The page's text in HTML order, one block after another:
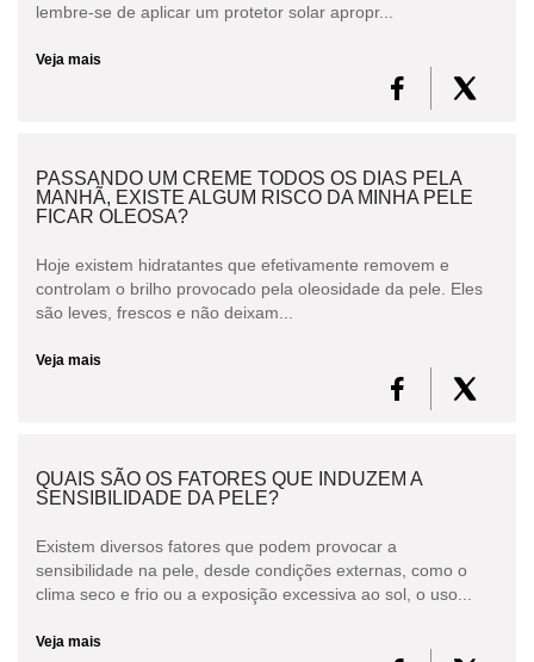
lembre-se de aplicar um protetor solar apropr...
Veja mais
PASSANDO UM CREME TODOS OS DIAS PELA
MANHÃ, EXISTE ALGUM RISCO DA MINHA PELE
FICAR OLEOSA?
Hoje existem hidratantes que efetivamente removem e
controlam o brilho provocado pela oleosidade da pele. Eles
são leves, frescos e não deixam...
Veja mais
QUAIS SÃO OS FATORES QUE INDUZEM A
SENSIBILIDADE DA PELE?
Existem diversos fatores que podem provocar a
sensibilidade na pele, desde condições externas, como o
clima seco e frio ou a exposição excessiva ao sol, o uso...
Veja mais